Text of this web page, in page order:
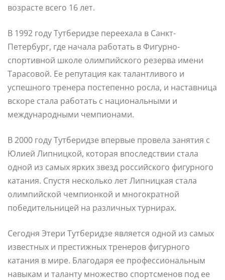
возрасте всего 16 лет.
В 1992 году Тутберидзе переехала в Санкт-
Петербург, где начала работать в Фигурно-
спортивной школе олимпийского резерва имени
Тарасовой. Ее репутация как талантливого и
успешного тренера постепенно росла, и наставница
вскоре стала работать с национальными и
международными чемпионами.
В 2000 году Тутберидзе впервые провела занятия с
Юлией Липницкой, которая впоследствии стала
одной из самых ярких звезд российского фигурного
катания. Спустя несколько лет Липницкая стала
олимпийской чемпионкой и многократной
победительницей на различных турнирах.
Сегодня Этери Тутберидзе является одной из самых
известных и престижных тренеров фигурного
катания в мире. Благодаря ее профессиональным
навыкам и таланту множество спортсменов под ее